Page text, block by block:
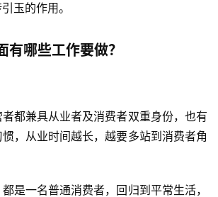
玉的作用。
有哪些工作要做？
都兼具从业者及消费者双重身份，也有
，从业时间越长，越要多站到消费者角
是一名普通消费者，回归到平常生活，